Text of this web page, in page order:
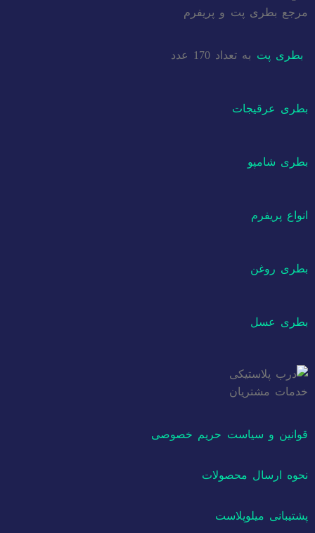
مرجع بطری پت و پریفرم
بطری پت به تعداد 170 عدد
بطری عرقیجات
بطری شامپو
انواع پریفرم
بطری روغن
بطری عسل
خدمات مشتریان
قوانین و سیاست حریم خصوصی
نحوه ارسال محصولات
پشتیبانی میلوپلاست